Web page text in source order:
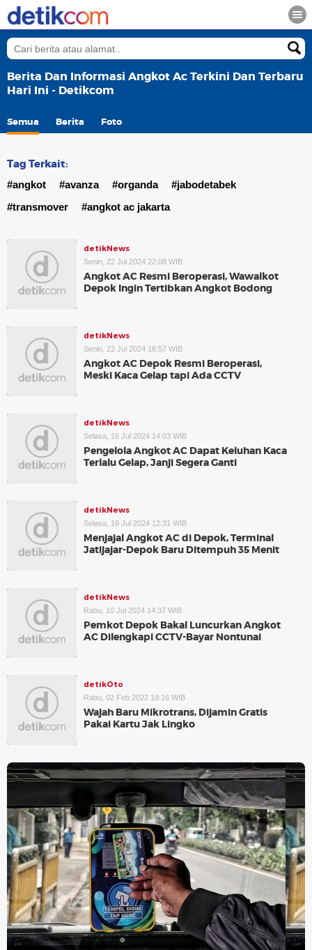
Berita Dan Informasi Angkot Ac Terkini Dan Terbaru
Hari Ini - Detikcom
Semua Berita Foto
Tag Terkait:
#angkot #avanza #organda
#jabodetabek
#transmover
#angkot ac jakarta
detikNews
Senin, 22 Jul 2024 22:08 WIB
Angkot AC Resmi Beroperasi, Wawalkot
Depok Ingin Tertibkan Angkot Bodong
detikNews
Senin, 22 Jul 2024 18:57 WIB
Angkot AC Depok Resmi Beroperasi,
Meski Kaca Gelap tapi Ada CCTV
detikNews
Selasa, 16 Jul 2024 14:03 WIB
Pengelola Angkot AC Dapat Keluhan Kaca
Terlalu Gelap, Janji Segera Ganti
detikNews
Selasa, 16 Jul 2024 12:31 WIB
Menjajal Angkot AC di Depok, Terminal
Jatijajar-Depok Baru Ditempuh 35 Menit
detikNews
Rabu, 10 Jul 2024 14:37 WIB
Pemkot Depok Bakal Luncurkan Angkot
AC Dilengkapi CCTV-Bayar Nontunai
detikOto
Rabu, 02 Feb 2022 18:16 WIB
Wajah Baru Mikrotrans, Dijamin Gratis
Pakai Kartu Jak Lingko